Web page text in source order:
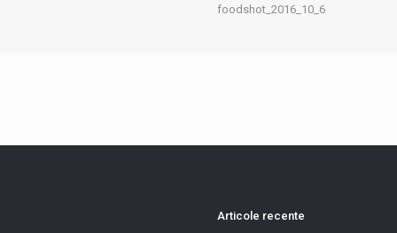
foodshot_2016_10_6
Articole recente